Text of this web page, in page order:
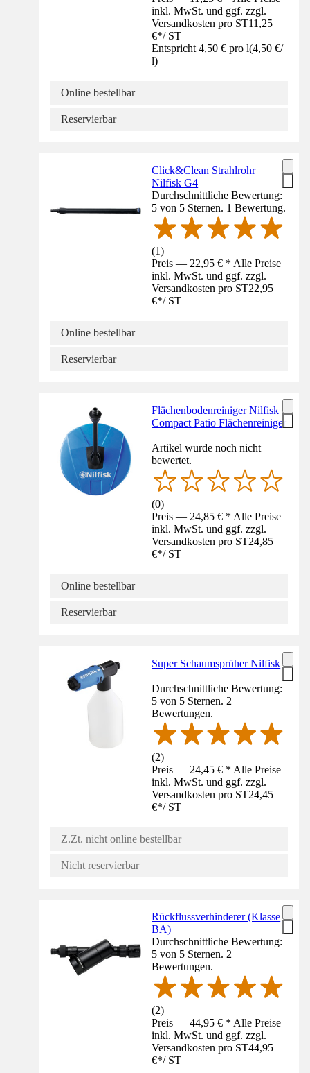
inkl. MwSt. und ggf. zzgl.
Versandkosten pro ST11,25
€*/ ST
Entspricht 4,50 € pro l(4,50 €/
l)
Online bestellbar
Reservierbar
Click&Clean Strahlrohr
Nilfisk G4
Durchschnittliche Bewertung:
5 von 5 Sternen. 1 Bewertung.
(1)
Preis — 22,95 € * Alle Preise
inkl. MwSt. und ggf. zzgl.
Versandkosten pro ST22,95
€*/ ST
Online bestellbar
Reservierbar
Flächenbodenreiniger Nilfisk
Compact Patio Flächenreiniger
Artikel wurde noch nicht
bewertet.
(0)
Preis — 24,85 € * Alle Preise
inkl. MwSt. und ggf. zzgl.
Versandkosten pro ST24,85
€*/ ST
Online bestellbar
Reservierbar
Super Schaumsprüher Nilfisk
Durchschnittliche Bewertung:
5 von 5 Sternen. 2
Bewertungen.
(2)
Preis — 24,45 € * Alle Preise
inkl. MwSt. und ggf. zzgl.
Versandkosten pro ST24,45
€*/ ST
Z.Zt. nicht online bestellbar
Nicht reservierbar
Rückflussverhinderer (Klasse
BA)
Durchschnittliche Bewertung:
5 von 5 Sternen. 2
Bewertungen.
(2)
Preis — 44,95 € * Alle Preise
inkl. MwSt. und ggf. zzgl.
Versandkosten pro ST44,95
€*/ ST